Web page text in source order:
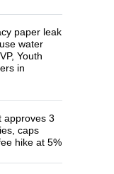
paper leak
water
Youth
in
approves 3
caps
hike at 5%